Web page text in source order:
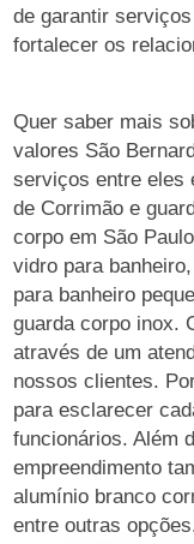
de garantir
fortalecer os
Quer saber mais
valores São
serviços entre eles
de Corrimão e
corpo em São
vidro para
para banheiro
guarda corpo inox.
através de um
nossos clientes.
para esclarecer
funcionários. Além
empreendimento
alumínio branco
entre outras